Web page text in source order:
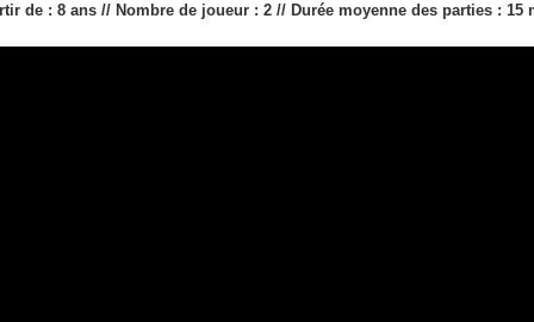
de : 8 ans // Nombre de joueur : 2 // Durée moyenne des parties : 15